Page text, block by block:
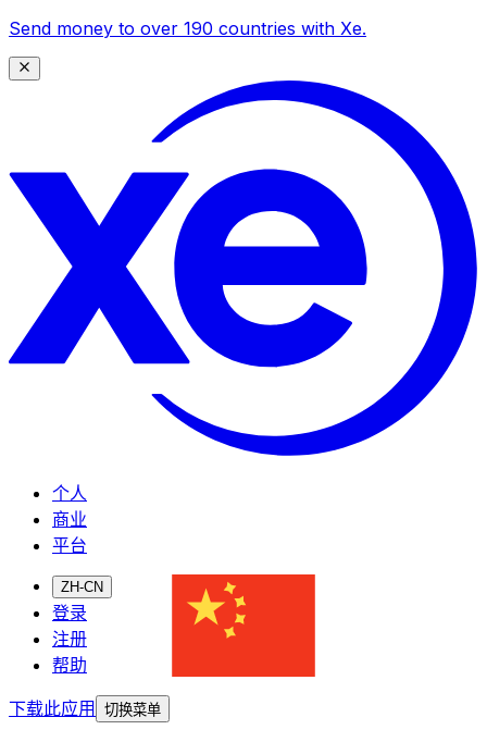
Send money to over 190 countries with Xe.
个人
商业
平台
ZH-CN
登录
注册
帮助
下载此应用
切换菜单